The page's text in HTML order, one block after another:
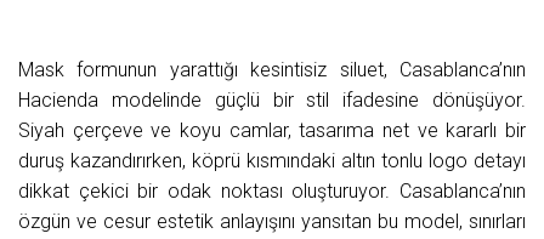
Mask formunun yarattığı kesintisiz siluet, Casablanca’nın
Hacienda modelinde güçlü bir stil ifadesine dönüşüyor.
Siyah çerçeve ve koyu camlar, tasarıma net ve kararlı bir
duruş kazandırırken, köprü kısmındaki altın tonlu logo detayı
dikkat çekici bir odak noktası oluşturuyor. Casablanca’nın
özgün ve cesur estetik anlayışını yansıtan bu model, sınırları